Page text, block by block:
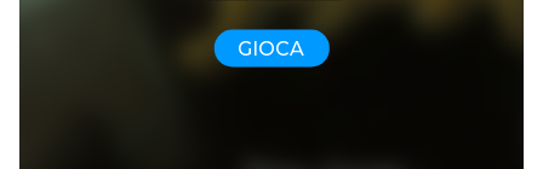
GIOCA